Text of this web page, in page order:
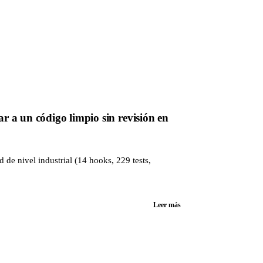
a un código limpio sin revisión en
de nivel industrial (14 hooks, 229 tests,
Leer más